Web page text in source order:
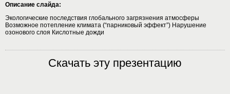
Описание слайда:
Экологические последствия глобального загрязнения атмосферы
Возможное потепление климата (“парниковый эффект”) Нарушение
озонового слоя Кислотные дожди
Скачать эту презентацию